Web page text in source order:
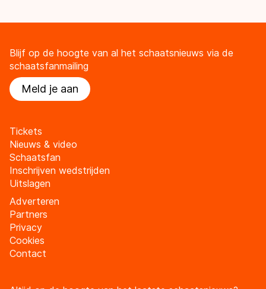
Blijf op de hoogte van al het schaatsnieuws via de
schaatsfanmailing
Meld je aan
Tickets
Nieuws & video
Schaatsfan
Inschrijven wedstrijden
Uitslagen
Adverteren
Partners
Privacy
Cookies
Contact